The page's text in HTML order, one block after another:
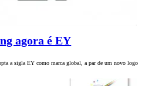
agora é EY
a sigla EY como marca global, a par de um novo logo